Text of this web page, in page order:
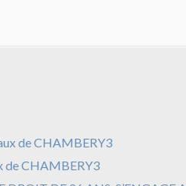
de CHAMBERY3